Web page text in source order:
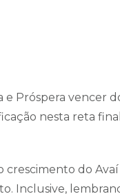
e Próspera vencer
nesta reta
do
Inclusive,